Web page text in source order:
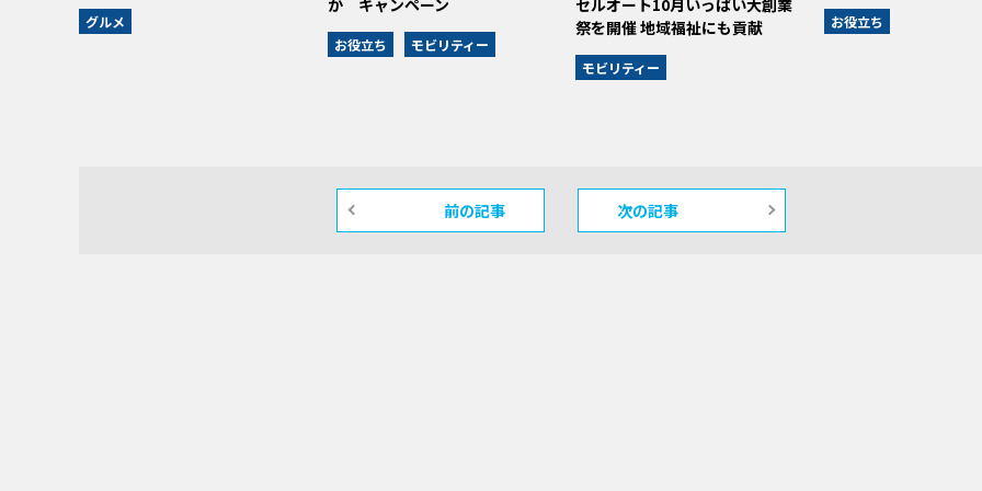
グルメ
か キャンペーン
お役立ち モビリティー
セルオート10月いっぱい大創業
祭を開催 地域福祉にも貢献
モビリティー
お役立ち
前の記事 次の記事